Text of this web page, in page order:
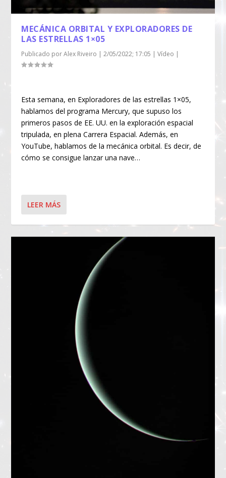
MECÁNICA ORBITAL Y EXPLORADORES DE
LAS ESTRELLAS 1×05
Publicado porAlex Riveiro |2/05/2022; 17:05 |Vídeo |
Esta semana, en Exploradores de las estrellas 1×05,
hablamos del programa Mercury, que supuso los
primeros pasos de EE. UU. en la exploración espacial
tripulada, en plena Carrera Espacial. Además, en
YouTube, hablamos de la mecánica orbital. Es decir, de
cómo se consigue lanzar una nave…
LEER MÁS